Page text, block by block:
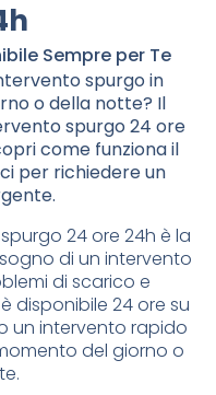
Sempre per Te
spurgo in
o della notte? Il
spurgo 24 ore
come funziona il
per richiedere un
24 ore 24h è la
di un intervento
di scarico e
disponibile 24 ore su
un intervento rapido
del giorno o